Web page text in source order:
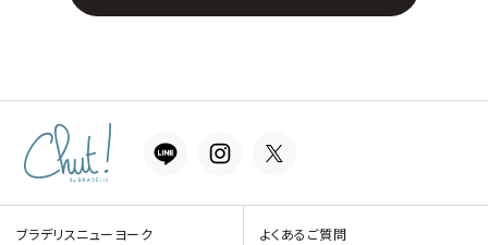
ブラデリスニューヨーク よくあるご質問